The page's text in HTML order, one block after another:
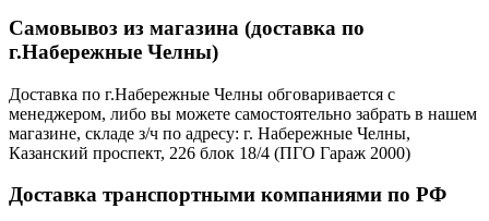
Самовывоз из магазина (доставка по
г.Набережные Челны)
Доставка по г.Набережные Челны обговаривается с
менеджером, либо вы можете самостоятельно забрать в нашем
магазине, складе з/ч по адресу: г. Набережные Челны,
Казанский проспект, 226 блок 18/4 (ПГО Гараж 2000)
Доставка транспортными компаниями по РФ